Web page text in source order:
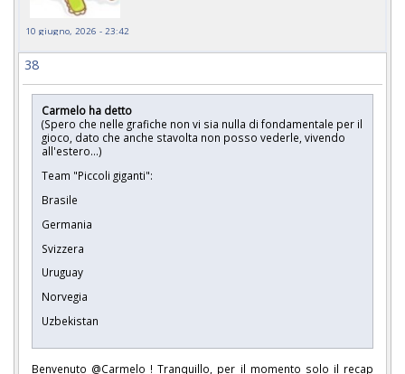
10 giugno, 2026 - 23:42
38
Carmelo ha detto
(Spero che nelle grafiche non vi sia nulla di fondamentale per il
gioco, dato che anche stavolta non posso vederle, vivendo
all'estero...)
Team "Piccoli giganti":
Brasile
Germania
Svizzera
Uruguay
Norvegia
Uzbekistan
Benvenuto @Carmelo ! Tranquillo, per il momento solo il recap